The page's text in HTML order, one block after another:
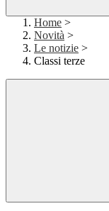
Home >
Novità >
Le notizie >
Classi terze